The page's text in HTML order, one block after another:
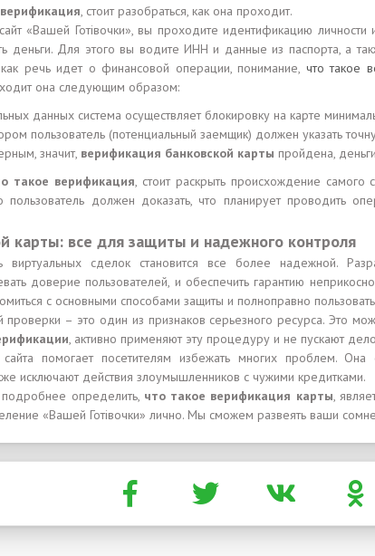
, стоит разобраться, как она проходит.
«Вашей Готівочки», вы проходите идентификацию личности
деньги. Для этого вы водите ИНН и данные из паспорта, а
речь идет о финансовой операции, понимание, что такое
она следующим образом:
данных система осуществляет блокировку на карте
пользователь (потенциальный заемщик) должен указать
значит, верификация банковской карты пройдена,
такое верификация, стоит раскрыть происхождение самого
пользователь должен доказать, что планирует проводить
карты: все для защиты и надежного контроля
сделок становится все более надежной.
доверие пользователей, и обеспечить гарантию
с основными способами защиты и полноправно
– это один из признаков серьезного ресурса. Это
, активно применяют эту процедуру и не пускают
помогает посетителям избежать многих проблем.
исключают действия злоумышленников с чужими кредитками.
определить, что такое верификация карты,
«Вашей Готівочки» лично. Мы сможем развеять ваши